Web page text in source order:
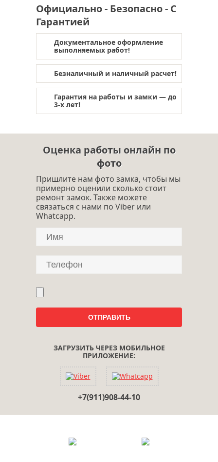
Официально - Безопасно - С
Гарантией
Документальное оформление
выполняемых работ!
Безналичный и наличный расчет!
Гарантия на работы и замки — до
3-х лет!
Оценка работы онлайн по
фото
Пришлите нам фото замка, чтобы мы
примерно оценили сколько стоит
ремонт замок. Также можете
связаться с нами по Viber или
Whatcapp.
ЗАГРУЗИТЬ ЧЕРЕЗ МОБИЛЬНОЕ
ПРИЛОЖЕНИЕ:
+7(911)908-44-10